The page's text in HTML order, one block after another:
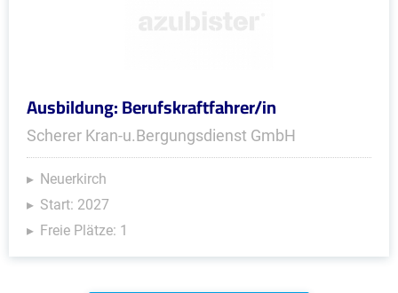
Ausbildung: Berufskraftfahrer/in
Scherer Kran-u.Bergungsdienst GmbH
Neuerkirch
Start: 2027
Freie Plätze: 1